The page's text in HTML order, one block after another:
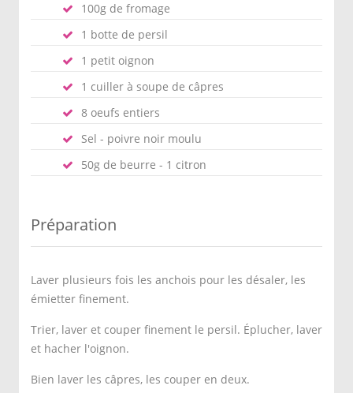
100g de fromage
1 botte de persil
1 petit oignon
1 cuiller à soupe de câpres
8 oeufs entiers
Sel - poivre noir moulu
50g de beurre - 1 citron
Préparation
Laver plusieurs fois les anchois pour les désaler, les
émietter finement.
Trier, laver et couper finement le persil. Éplucher, laver
et hacher l'oignon.
Bien laver les câpres, les couper en deux.